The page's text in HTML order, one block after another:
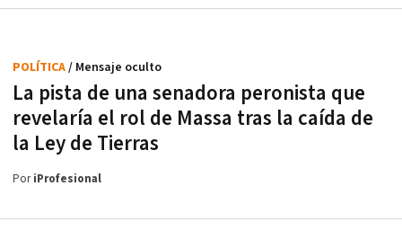
La pista de una senadora peronista que
revelaría el rol de Massa tras la caída de
la Ley de Tierras
POLÍTICA/ Mensaje oculto
PoriProfesional